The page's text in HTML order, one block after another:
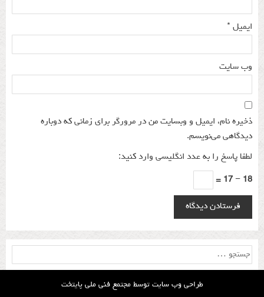
ایمیل *
وب‌ سایت
ذخیره نام، ایمیل و وبسایت من در مرورگر برای زمانی که دوباره
دیدگاهی می‌نویسم.
لطفا پاسخ را به عدد انگلیسی وارد کنید:
18 − 17 =
جستجو
برای:
طراحی وب سایت توسطمجتمع فنی ملی پایتخت